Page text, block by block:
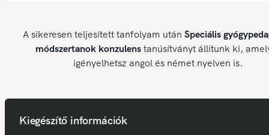
A sikeresen teljesített tanfolyam után Speciális
módszertanok konzulenstanúsítványt állítunk ki,
igényelhetsz angol és német nyelven is.
Kiegészítő információk